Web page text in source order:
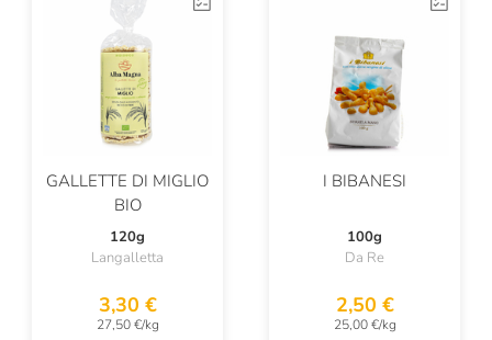
GALLETTE DI MIGLIO
BIO
120g
Langalletta
3,30 €
27,50 €/kg
I BIBANESI
100g
Da Re
2,50 €
25,00 €/kg